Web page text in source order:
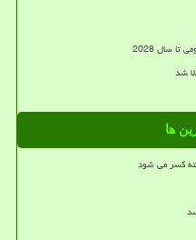
سال 2028
ها
کسر می شود